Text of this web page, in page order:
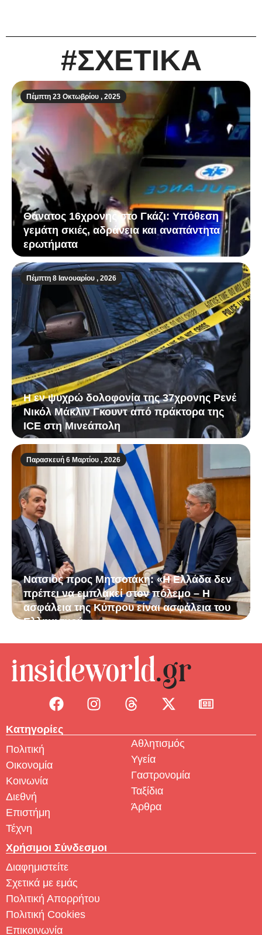
#ΣΧΕΤΙΚΑ
Πέμπτη 23 Οκτωβρίου , 2025
Θάνατος 16χρονης στο Γκάζι: Υπόθεση
γεμάτη σκιές, αδράνεια και αναπάντητα
ερωτήματα
Πέμπτη 8 Ιανουαρίου , 2026
Η εν ψυχρώ δολοφονία της 37χρονης Ρενέ
Νικόλ Μάκλιν Γκουντ από πράκτορα της
ICE στη Μινεάπολη
Παρασκευή 6 Μαρτίου , 2026
Νατσιός προς Μητσοτάκη: «Η Ελλάδα δεν
πρέπει να εμπλακεί στον πόλεμο – Η
ασφάλεια της Κύπρου είναι ασφάλεια του
Ελληνισμού»
Κατηγορίες
Πολιτική
Οικονομία
Κοινωνία
Διεθνή
Επιστήμη
Τέχνη
Αθλητισμός
Υγεία
Γαστρονομία
Ταξίδια
Άρθρα
Χρήσιμοι Σύνδεσμοι
Διαφημιστείτε
Σχετικά με εμάς
Πολιτική Απορρήτου
Πολιτική Cookies
Επικοινωνία